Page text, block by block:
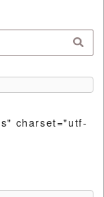
charset="utf-